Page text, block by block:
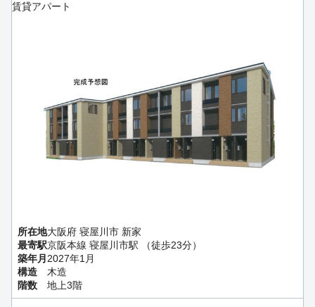
賃貸アパート
所在地大阪府 寝屋川市 新家
最寄駅京阪本線 寝屋川市駅 （徒歩23分）
築年月 2027年1月
構造
木造
階数
地上3階